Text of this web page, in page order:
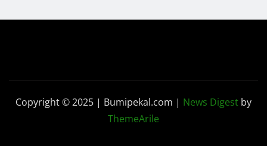
Copyright © 2025 | Bumipekal.com | News Digest by
ThemeArile